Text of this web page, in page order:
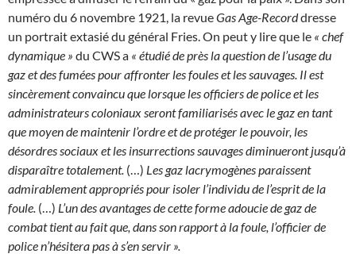
numéro du 6 novembre 1921, la revueGas Age-Recorddresse
un portrait extasié du général Fries. On peut y lire que le « chef
dynamique » du CWS a « étudié de près la question de l’usage du
gaz et des fumées pour affronter les foules et les sauvages. Il est
sincèrement convaincu que lorsque les officiers de police et les
administrateurs coloniaux seront familiarisés avec le gaz en tant
que moyen de maintenir l’ordre et de protéger le pouvoir, les
désordres sociaux et les insurrections sauvages diminueront jusqu’à
disparaître totalement. (…) Les gaz lacrymogènes paraissent
admirablement appropriés pour isoler l’individu de l’esprit de la
foule. (…) L’un des avantages de cette forme adoucie de gaz de
combat tient au fait que, dans son rapport à la foule, l’officier de
police n’hésitera pas à s’en servir ».